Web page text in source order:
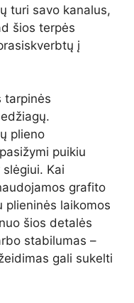
turi savo kanalus,
šios terpės
į
tarpinės
plieno
puikiu
Kai
grafito
plieninės laikomos
šios detalės
stabilumas –
gali sukelti